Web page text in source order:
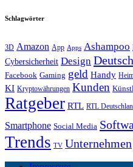
Schlagwörter
3D Amazon App Apps Ashampoo
Cybersicherheit Design
Facebook Gaming geld Handy
KI Kryptowährungen Kunden
Ratgeber RTL RTL
Smartphone Social Media
Trends TV Unternehmen